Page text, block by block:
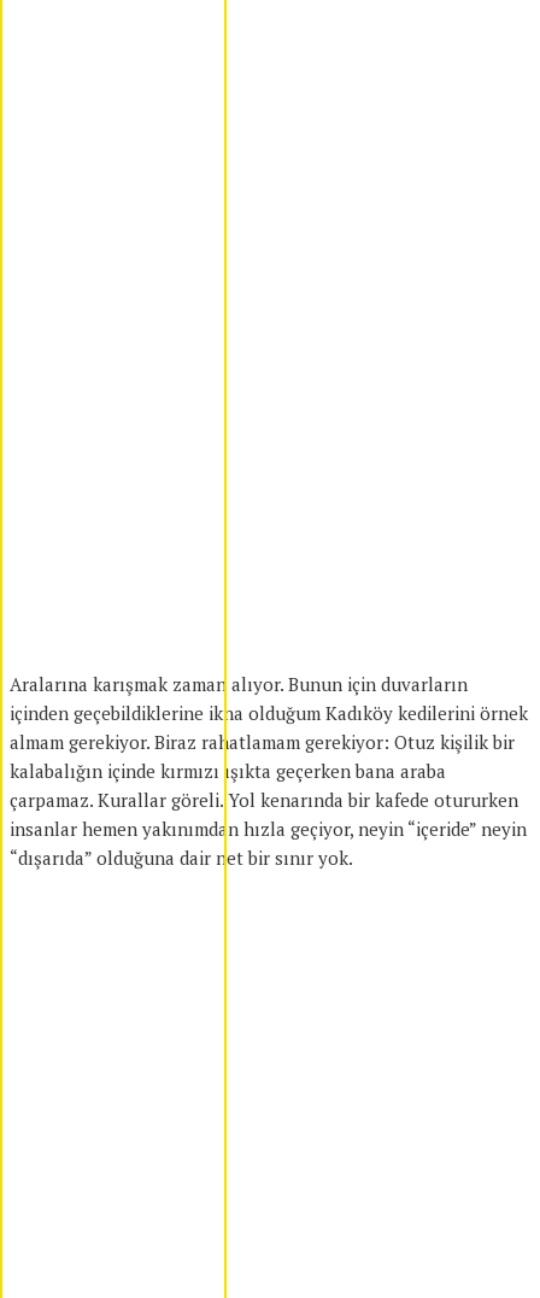
Aralarına karışmak zaman alıyor. Bunun için duvarların
içinden geçebildiklerine ikna olduğum Kadıköy kedilerini örnek
almam gerekiyor. Biraz rahatlamam gerekiyor: Otuz kişilik bir
kalabalığın içinde kırmızı ışıkta geçerken bana araba
çarpamaz. Kurallar göreli. Yol kenarında bir kafede otururken
insanlar hemen yakınımdan hızla geçiyor, neyin “içeride” neyin
“dışarıda” olduğuna dair net bir sınır yok.